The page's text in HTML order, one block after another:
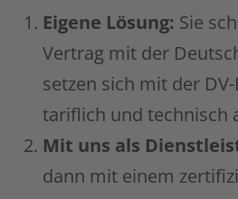
Eigene Lösung: Sie
Vertrag mit der
setzen sich mit der
tariflich und technisch
Mit uns als
dann mit einem